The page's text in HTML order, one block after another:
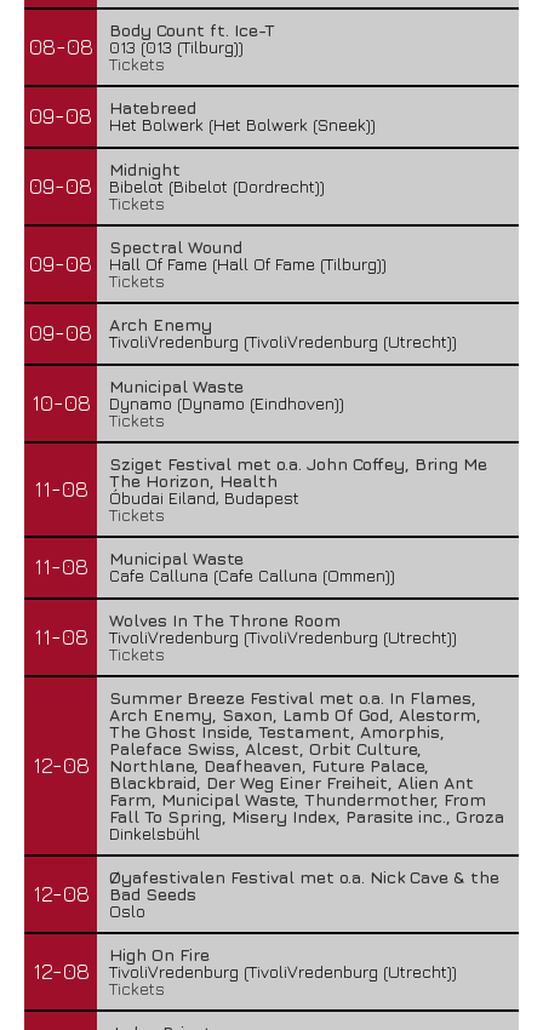
08-08
Body Count ft. Ice-T
013 (013 (Tilburg))
Tickets
09-08
Hatebreed
Het Bolwerk (Het Bolwerk (Sneek))
09-08
Midnight
Bibelot (Bibelot (Dordrecht))
Tickets
09-08
Spectral Wound
Hall Of Fame (Hall Of Fame (Tilburg))
Tickets
09-08
Arch Enemy
TivoliVredenburg (TivoliVredenburg (Utrecht))
10-08
Municipal Waste
Dynamo (Dynamo (Eindhoven))
Tickets
11-08
Sziget Festival met o.a. John Coffey, Bring Me
The Horizon, Health
Óbudai Eiland, Budapest
Tickets
11-08
Municipal Waste
Cafe Calluna (Cafe Calluna (Ommen))
11-08
Wolves In The Throne Room
TivoliVredenburg (TivoliVredenburg (Utrecht))
Tickets
12-08
Summer Breeze Festival met o.a. In Flames,
Arch Enemy, Saxon, Lamb Of God, Alestorm,
The Ghost Inside, Testament, Amorphis,
Paleface Swiss, Alcest, Orbit Culture,
Northlane, Deafheaven, Future Palace,
Blackbraid, Der Weg Einer Freiheit, Alien Ant
Farm, Municipal Waste, Thundermother, From
Fall To Spring, Misery Index, Parasite inc., Groza
Dinkelsbühl
12-08
Øyafestivalen Festival met o.a. Nick Cave & the
Bad Seeds
Oslo
12-08
High On Fire
TivoliVredenburg (TivoliVredenburg (Utrecht))
Tickets